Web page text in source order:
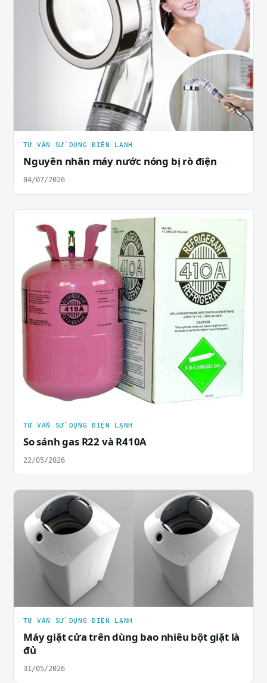
TƯ VẤN SỬ DỤNG ĐIỆN LẠNH
Nguyên nhân máy nước nóng bị rò điện
04/07/2026
TƯ VẤN SỬ DỤNG ĐIỆN LẠNH
So sánh gas R22 và R410A
22/05/2026
TƯ VẤN SỬ DỤNG ĐIỆN LẠNH
Máy giặt cửa trên dùng bao nhiêu bột giặt là
đủ
31/05/2026